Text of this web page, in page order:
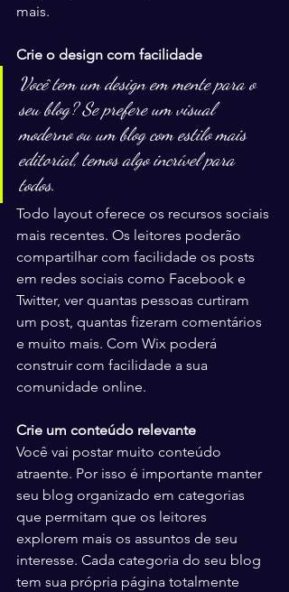
mais.
Crie o design com facilidade
Você tem um design em mente para o
seu blog? Se prefere um visual
moderno ou um blog com estilo mais
editorial, temos algo incrível para
todos.
Todo layout oferece os recursos sociais
mais recentes. Os leitores poderão
compartilhar com facilidade os posts
em redes sociais como Facebook e
Twitter, ver quantas pessoas curtiram
um post, quantas fizeram comentários
e muito mais. Com Wix poderá
construir com facilidade a sua
comunidade online.
Crie um conteúdo relevante
Você vai postar muito conteúdo
atraente. Por isso é importante manter
seu blog organizado em categorias
que permitam que os leitores
explorem mais os assuntos de seu
interesse. Cada categoria do seu blog
tem sua própria página totalmente